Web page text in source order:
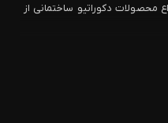
دکوراتیو ساختمانی از